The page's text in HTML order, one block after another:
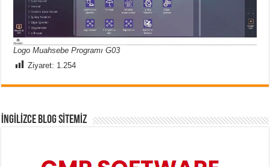
Logo Muahsebe Programı G03
Ziyaret: 1.254
İNGİLİZCE BLOG SİTEMİZ